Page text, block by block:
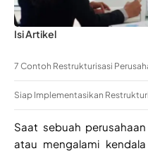
Isi Artikel
7 Contoh Restrukturisasi
Siap Implementasikan
Saat sebuah
atau mengalami